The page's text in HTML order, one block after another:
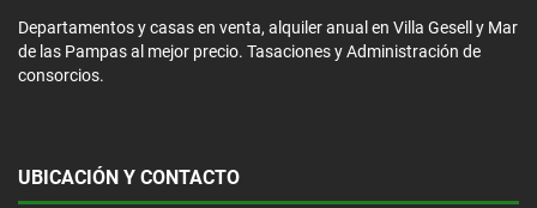
Departamentos y casas en venta, alquiler anual en Villa Gesell y Mar
de las Pampas al mejor precio. Tasaciones y Administración de
consorcios.
UBICACIÓN Y CONTACTO